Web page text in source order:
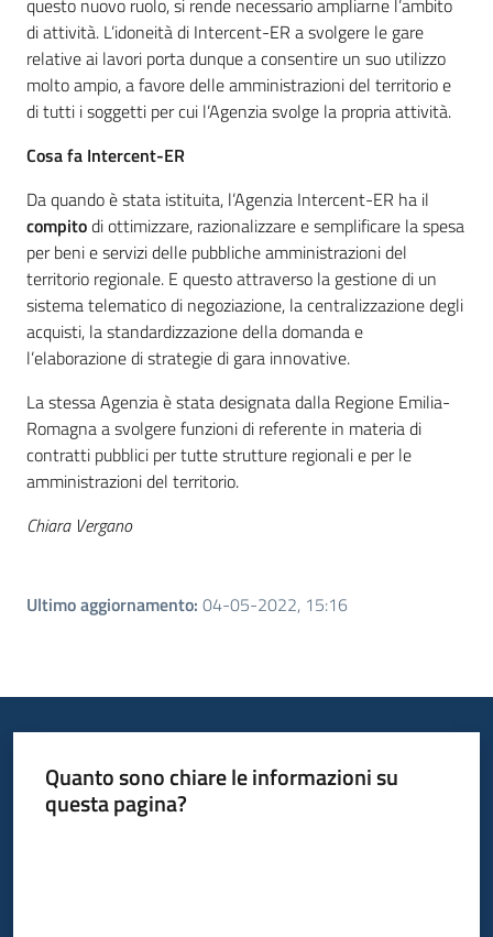
questo nuovo ruolo, si rende necessario ampliarne l’ambito
di attività. L’idoneità di Intercent-ER a svolgere le gare
relative ai lavori porta dunque a consentire un suo utilizzo
molto ampio, a favore delle amministrazioni del territorio e
di tutti i soggetti per cui l’Agenzia svolge la propria attività.
Cosa fa Intercent-ER
Da quando è stata istituita, l’Agenzia Intercent-ER ha il
compitodi ottimizzare, razionalizzare e semplificare la spesa
per beni e servizi delle pubbliche amministrazioni del
territorio regionale. E questo attraverso la gestione di un
sistema telematico di negoziazione, la centralizzazione degli
acquisti, la standardizzazione della domanda e
l’elaborazione di strategie di gara innovative.
La stessa Agenzia è stata designata dalla Regione Emilia-
Romagna a svolgere funzioni di referente in materia di
contratti pubblici per tutte strutture regionali e per le
amministrazioni del territorio.
Chiara Vergano
Ultimo aggiornamento: 04-05-2022, 15:16
Quanto sono chiare le informazioni su
questa pagina?